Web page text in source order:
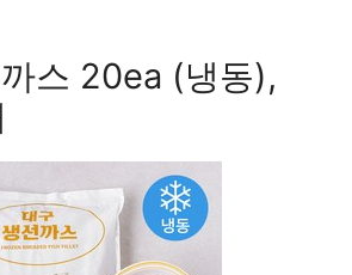
스 20ea (냉동),